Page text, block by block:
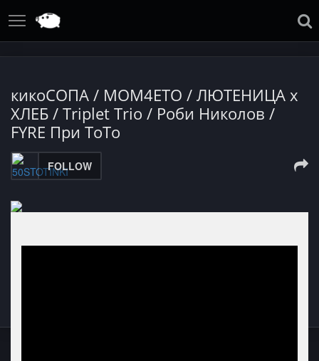
кикоСОПА / MOM4ETO / ЛЮТЕНИЦА x
ХЛЕБ / Triplet Trio / Роби Николов /
FYRE При ТоТо
FOLLOW